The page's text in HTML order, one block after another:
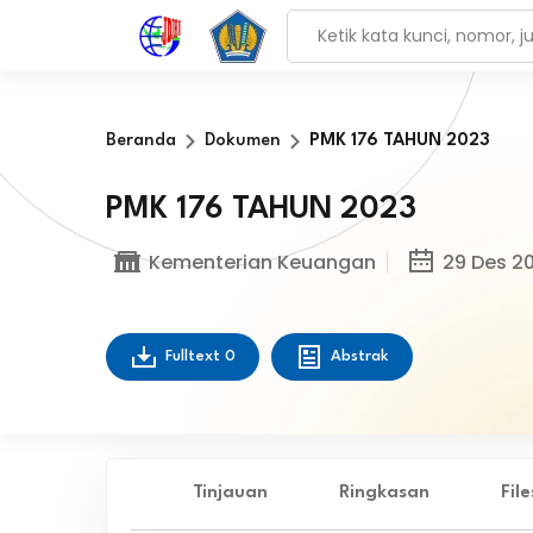
Beranda Dokumen PMK 176 TAHUN 2023
PMK 176 TAHUN 2023
Kementerian Keuangan 29 Des
Fulltext 0 Abstrak
Tinjauan Ringkasan